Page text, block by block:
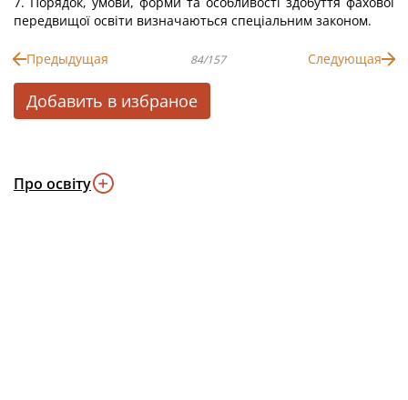
передвищої освіти визначаються спеціальним законом.
Предыдущая 84/157 Следующая
Добавить в избраное
Про освіту